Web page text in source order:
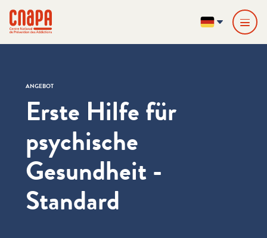
cnapa
DE
ANGEBOT
Erste Hilfe für
psychische
Gesundheit -
Standard